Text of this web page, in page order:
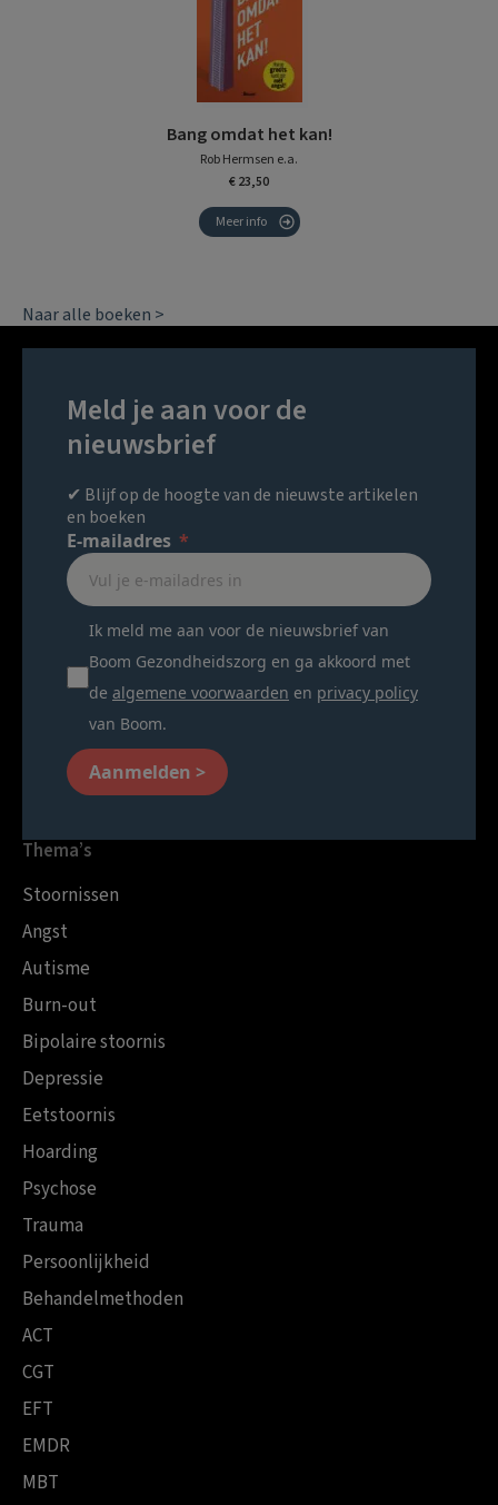
Bang omdat het kan!
Rob Hermsen e.a.
€ 23,50
Meer info
Naar alle boeken >
Meld je aan voor de
nieuwsbrief
✔ Blijf op de hoogte van de nieuwste artikelen
en boeken
E-mailadres
Ik meld me aan voor de nieuwsbrief van
Boom Gezondheidszorg en ga akkoord met
de algemene voorwaarden en privacy policy
van Boom.
Aanmelden >
Thema’s
Stoornissen
Angst
Autisme
Burn-out
Bipolaire stoornis
Depressie
Eetstoornis
Hoarding
Psychose
Trauma
Persoonlijkheid
Behandelmethoden
ACT
CGT
EFT
EMDR
MBT